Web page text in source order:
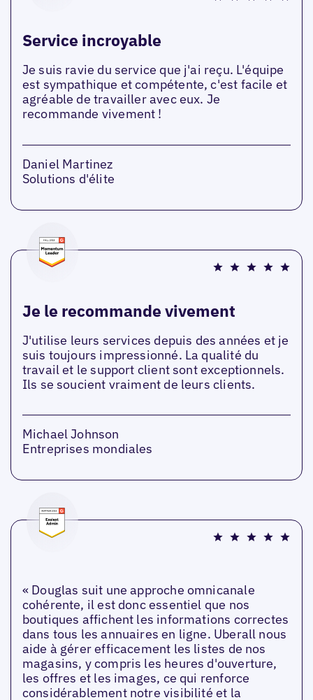
Service incroyable
Je suis ravie du service que j'ai reçu. L'équipe
est sympathique et compétente, c'est facile et
agréable de travailler avec eux. Je
recommande vivement !
Daniel Martinez
Solutions d'élite
Je le recommande vivement
J'utilise leurs services depuis des années et je
suis toujours impressionné. La qualité du
travail et le support client sont exceptionnels.
Ils se soucient vraiment de leurs clients.
Michael Johnson
Entreprises mondiales
« Douglas suit une approche omnicanale
cohérente, il est donc essentiel que nos
boutiques affichent les informations correctes
dans tous les annuaires en ligne. Uberall nous
aide à gérer efficacement les listes de nos
magasins, y compris les heures d'ouverture,
les offres et les images, ce qui renforce
considérablement notre visibilité et la